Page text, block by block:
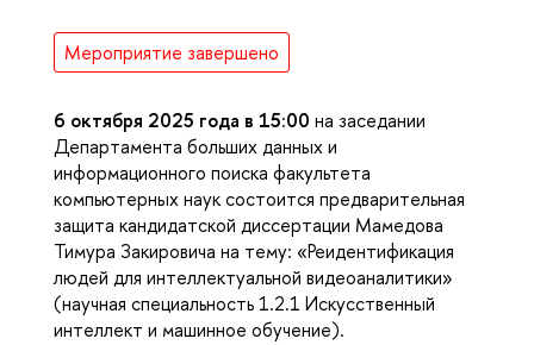
Мероприятие завершено
6 октября 2025 года в 15:00 на заседании
Департамента больших данных и
информационного поиска факультета
компьютерных наук состоится предварительная
защита кандидатской диссертации Мамедова
Тимура Закировича на тему: «Реидентификация
людей для интеллектуальной видеоаналитики»
(научная специальность 1.2.1 Искусственный
интеллект и машинное обучение).